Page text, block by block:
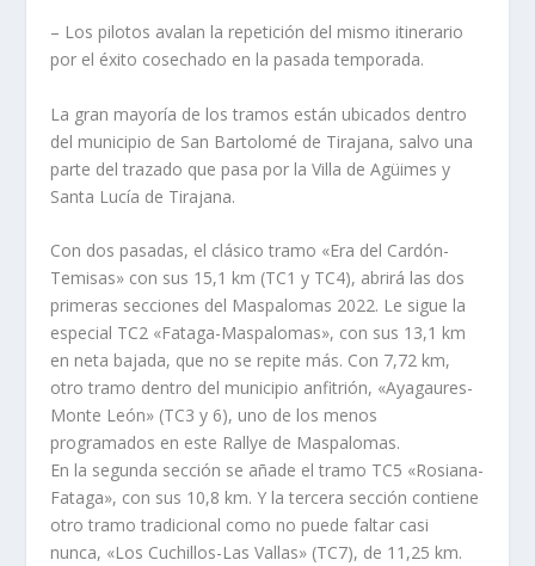
– Los pilotos avalan la repetición del mismo itinerario
por el éxito cosechado en la pasada temporada.
La gran mayoría de los tramos están ubicados dentro
del municipio de San Bartolomé de Tirajana, salvo una
parte del trazado que pasa por la Villa de Agüimes y
Santa Lucía de Tirajana.
Con dos pasadas, el clásico tramo «Era del Cardón-
Temisas» con sus 15,1 km (TC1 y TC4), abrirá las dos
primeras secciones del Maspalomas 2022. Le sigue la
especial TC2 «Fataga-Maspalomas», con sus 13,1 km
en neta bajada, que no se repite más. Con 7,72 km,
otro tramo dentro del municipio anfitrión, «Ayagaures-
Monte León» (TC3 y 6), uno de los menos
programados en este Rallye de Maspalomas.
En la segunda sección se añade el tramo TC5 «Rosiana-
Fataga», con sus 10,8 km. Y la tercera sección contiene
otro tramo tradicional como no puede faltar casi
nunca, «Los Cuchillos-Las Vallas» (TC7), de 11,25 km.